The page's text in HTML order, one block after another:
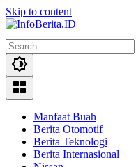
Skip to content
Manfaat Buah
Berita Otomotif
Berita Teknologi
Berita Internasional